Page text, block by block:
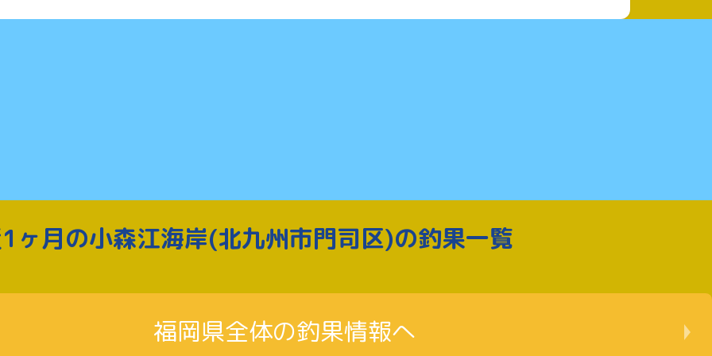
ヶ月の小森江海岸(北九州市門司区)の釣果一覧
福岡県全体の釣果情報へ